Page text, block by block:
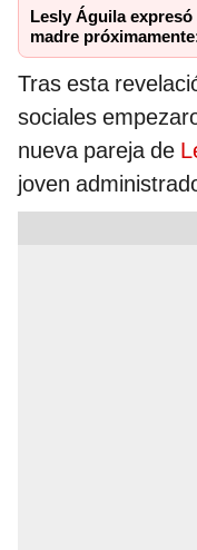
Lesly Águila
madre
Tras esta
sociales
nueva pareja de
joven